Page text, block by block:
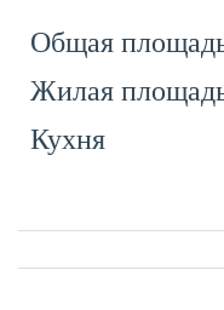
Общая
Жилая
Кухня